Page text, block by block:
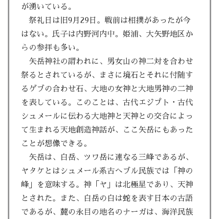
が湧いている。
祭礼日は旧9月29日。戦前は相撲があったが今
はない。氏子は内野河内中。姫浦、大矢野地区か
らの参拝も多い。
矢岳神社の謂われに、男女山の神二対を合わせ
祭るとされているが、まさに境石とそれに付随す
るゲブの合わせ石、大地の女神と大地男神の二神
を表している。このことは、古代エジプト・古代
シュメールに伝わる大地神と天神との交合によっ
て生まれる天地創造神話が、ここ矢岳にもあった
ことが想像できる。
矢岳は、白岳、ツワ岳に連なる三峰であるが、
ヤタケとはシュメール系古へブル民族では「神の
峰」を意味する。神「ヤ」は北極星であり、天神
とされた。また、白岳の白は蛇を表す日本の古語
であるが、麓の永目の地名のナーガは、海洋民族